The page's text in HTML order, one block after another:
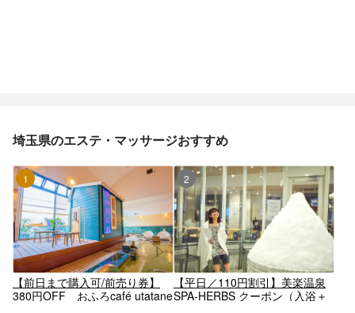
埼玉県のエステ・マッサージおすすめ
1位
【前日まで購入可/前売り券】
380円OFF おふろcafé utatane
2位
【平日／110円割引】美楽温泉
SPA-HERBS クーポン（入浴＋